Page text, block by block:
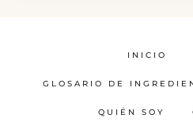
INICIO
GLOSARIO DE
QUIÉN SOY